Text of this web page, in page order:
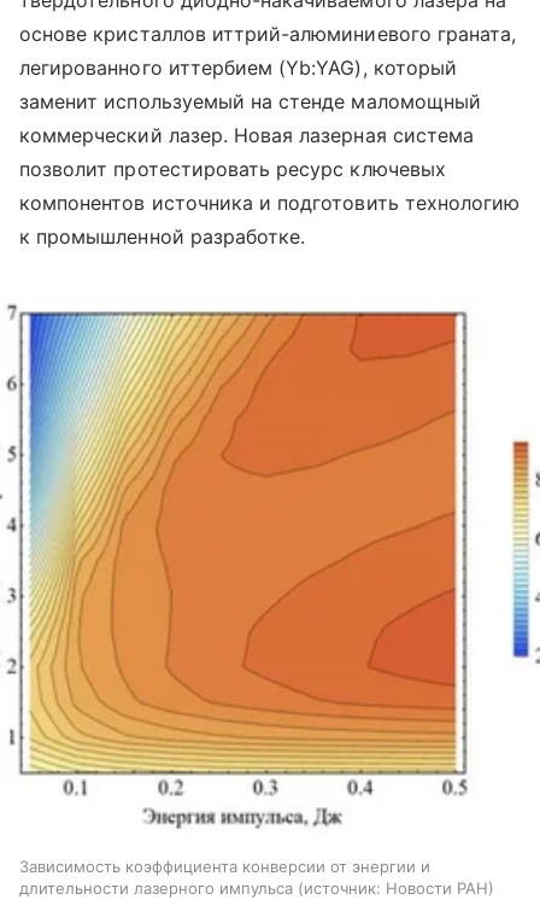
основе кристаллов иттрий-алюминиевого граната,
легированного иттербием (Yb:YAG), который
заменит используемый на стенде маломощный
коммерческий лазер. Новая лазерная система
позволит протестировать ресурс ключевых
компонентов источника и подготовить технологию
к промышленной разработке.
Зависимость коэффициента конверсии от энергии и
длительности лазерного импульса
источник: Новости РАН